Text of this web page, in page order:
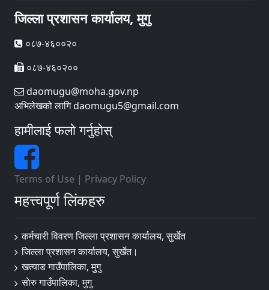
जिल्ला प्रशासन कार्यालय, मुगु
०८७-४६००२०
०८७-४६०२००
daomugu@moha.gov.np
अभिलेखको लागि daomugu5@gmail.com
हामीलाई फलो गर्नुहोस्
Terms of Use | Privacy Policy
महत्त्वपूर्ण लिंकहरु
कर्मचारी विवरण जिल्ला प्रशासन कार्यालय, सुर्खेत
जिल्ला प्रशासन कार्यालय, सुर्खेत।
खत्याड गाउँपालिका, मुुगु
साेरु गाउँपालिका, मुगु